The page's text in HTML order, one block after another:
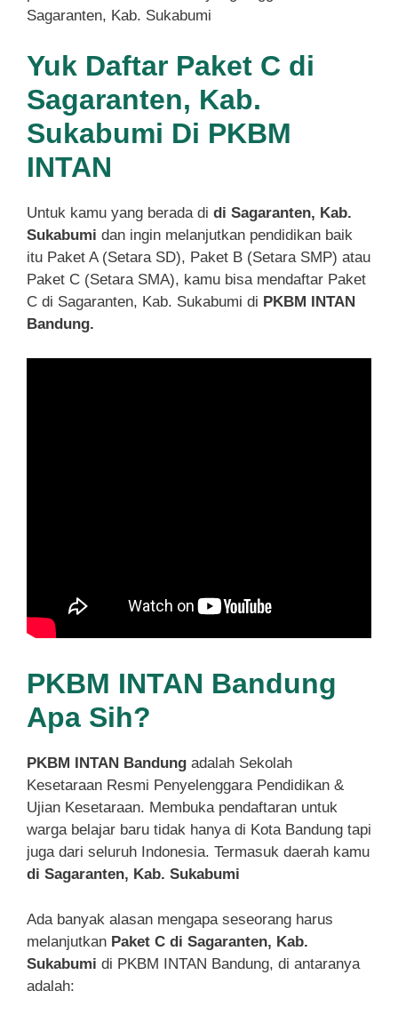
Sagaranten, Kab. Sukabumi
Yuk Daftar Paket C di
Sagaranten, Kab.
Sukabumi Di PKBM
INTAN
Untuk kamu yang berada di di Sagaranten, Kab.
Sukabumi dan ingin melanjutkan pendidikan baik
itu Paket A (Setara SD), Paket B (Setara SMP) atau
Paket C (Setara SMA), kamu bisa mendaftar Paket
C di Sagaranten, Kab. Sukabumi di PKBM INTAN
Bandung.
PKBM INTAN Bandung
Apa Sih?
PKBM INTAN Bandung adalah Sekolah
Kesetaraan Resmi Penyelenggara Pendidikan &
Ujian Kesetaraan. Membuka pendaftaran untuk
warga belajar baru tidak hanya di Kota Bandung tapi
juga dari seluruh Indonesia. Termasuk daerah kamu
di Sagaranten, Kab. Sukabumi
Ada banyak alasan mengapa seseorang harus
melanjutkan Paket C di Sagaranten, Kab.
Sukabumi di PKBM INTAN Bandung, di antaranya
adalah: